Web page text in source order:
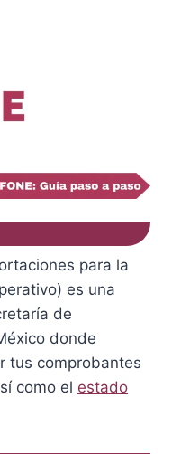
para la
es una
de
donde
tus comprobantes
como el estado